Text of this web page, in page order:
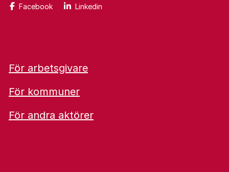
Facebook Linkedin
För arbetsgivare
För kommuner
För andra aktörer